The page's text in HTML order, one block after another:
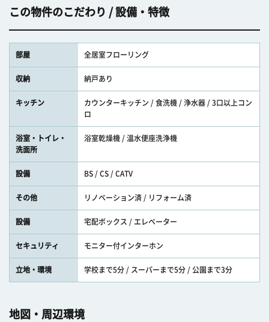
この物件のこだわり / 設備・特徴
部屋 全居室フローリング
収納 納戸あり
キッチン
カウンターキッチン / 食洗機 / 浄水器 / 3口以上コン
ロ
浴室・トイレ・
洗面所
浴室乾燥機 / 温水便座洗浄機
設備 BS / CS / CATV
その他 リノベーション済 / リフォーム済
設備 宅配ボックス / エレベーター
セキュリティ モニター付インターホン
立地・環境 学校まで5分 / スーパーまで5分 / 公園まで3分
地図・周辺環境